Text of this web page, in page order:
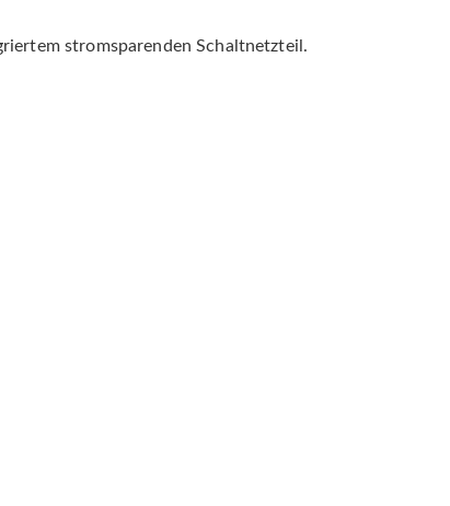
stromsparenden Schaltnetzteil.